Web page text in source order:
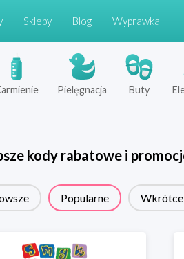
Sklepy Blog Wyprawka
Pielęgnacja Buty
kody rabatowe i
Popularne Wkrótce